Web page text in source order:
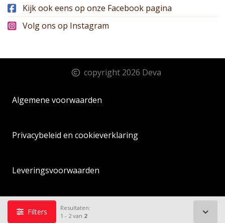
Filters
Resultaten:
1 - 2 van 2
Kijk ook eens op onze Facebook pagina
Volg ons op Instagram
copyright 2026 Deva
Algemene voorwaarden
Privacybeleid en cookieverklaring
Leveringsvoorwaarden
Sitemap